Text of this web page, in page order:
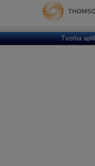
Tvorba